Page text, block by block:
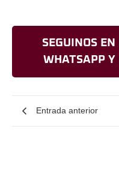
SEGUINOS
WHATSAPP Y
Entrada anterior